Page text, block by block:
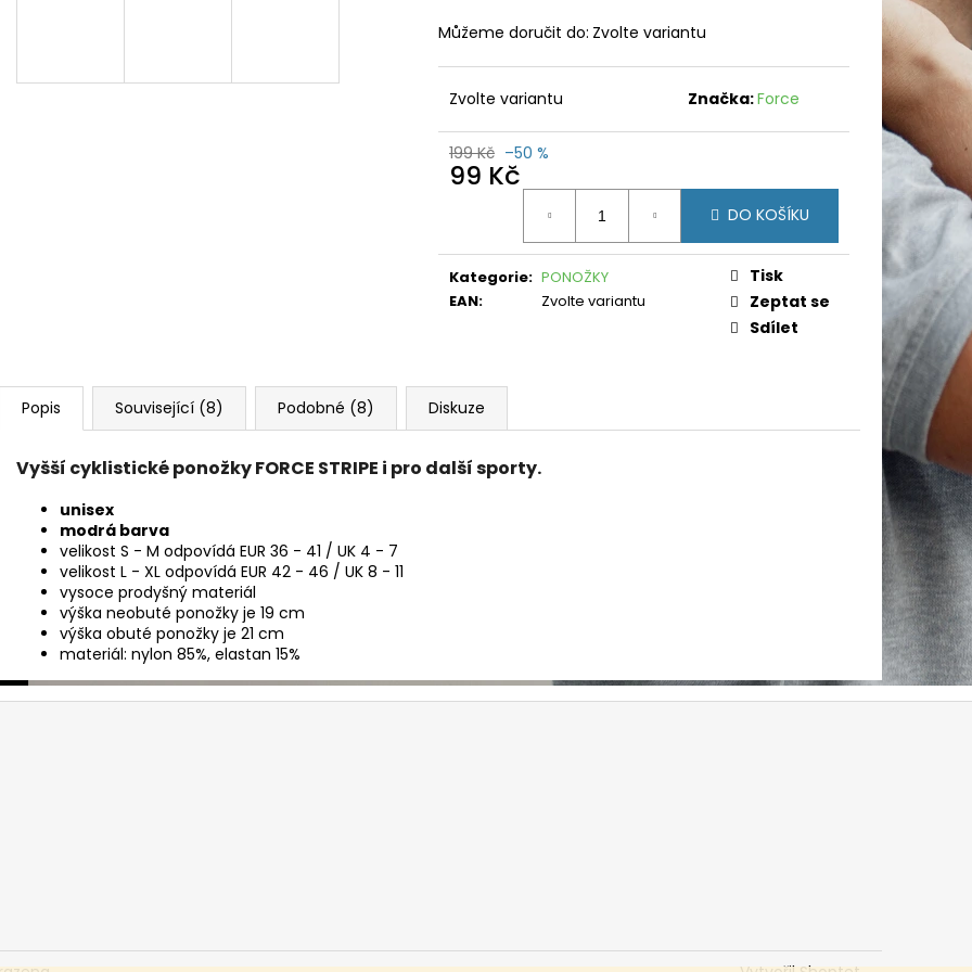
Můžeme doručit do: Zvolte variantu
Zvolte variantu Značka:Force
199 Kč –50 %
99 Kč
DO KOŠÍKU
Kategorie: PONOŽKY
EAN: Zvolte variantu
Tisk
Zeptat se
Sdílet
Popis Související (8) Podobné (8) Diskuze
Vyšší cyklistické ponožky FORCE STRIPE i pro další sporty.
unisex
modrá barva
velikost S - M odpovídá EUR 36 - 41 / UK 4 - 7
velikost L - XL odpovídá EUR 42 - 46 / UK 8 - 11
vysoce prodyšný materiál
výška neobuté ponožky je 19 cm
výška obuté ponožky je 21 cm
materiál: nylon 85%, elastan 15%